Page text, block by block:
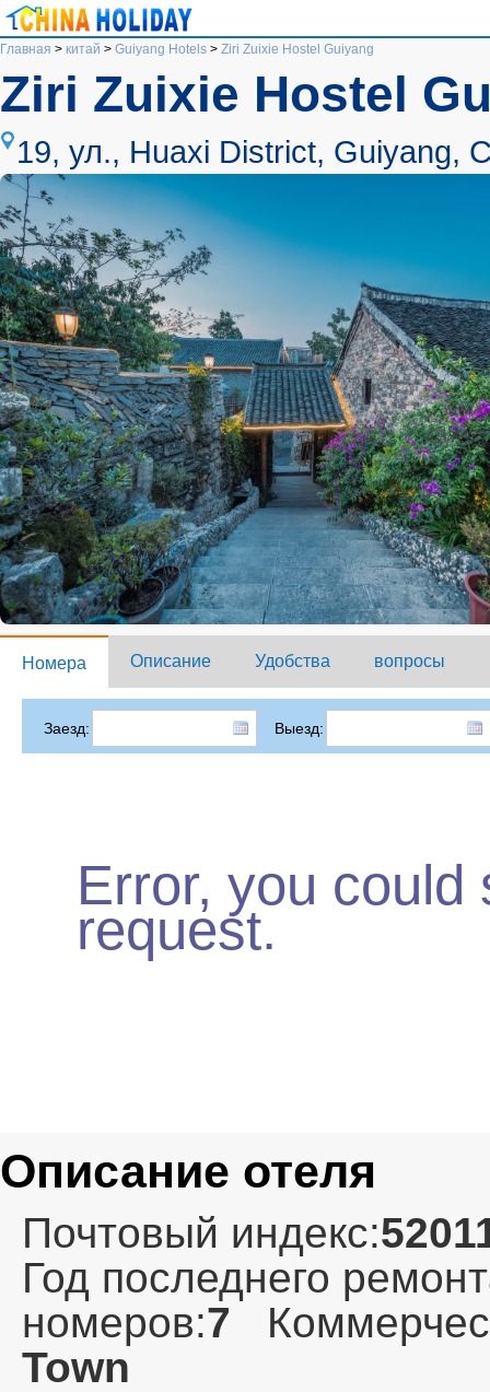
Главная > китай > Guiyang Hotels > Ziri Zuixie Hostel Guiyang
Ziri Zuixie Hostel
19, ул., Huaxi District, Guiyang,
Номера Описание Удобства вопросы
Заезд: Выезд:
Error, you could
request.
Описание отеля
Почтовый индекс:
Год последнего
номеров:7
Town